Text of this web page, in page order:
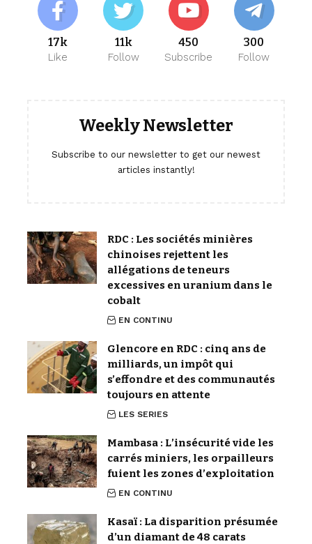
17k
Like
11k
Follow
450
Subscribe
300
Follow
Weekly Newsletter
Subscribe to our newsletter to get our newest
articles instantly!
RDC : Les sociétés minières
chinoises rejettent les
allégations de teneurs
excessives en uranium dans le
cobalt
EN CONTINU
Glencore en RDC : cinq ans de
milliards, un impôt qui
s’effondre et des communautés
toujours en attente
LES SERIES
Mambasa : L’insécurité vide les
carrés miniers, les orpailleurs
fuient les zones d’exploitation
EN CONTINU
Kasaï : La disparition présumée
d’un diamant de 48 carats